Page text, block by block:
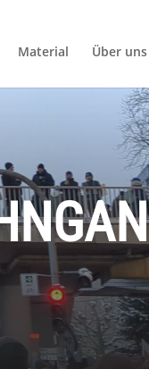
Material Über uns